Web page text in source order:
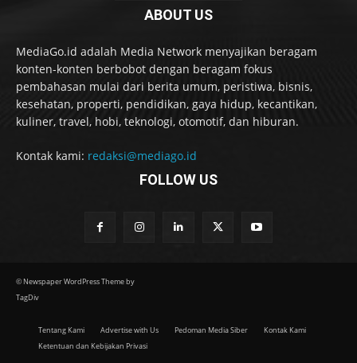
ABOUT US
MediaGo.id adalah Media Network menyajikan beragam
konten-konten berbobot dengan beragam fokus
pembahasan mulai dari berita umum, peristiwa, bisnis,
kesehatan, properti, pendidikan, gaya hidup, kecantikan,
kuliner, travel, hobi, teknologi, otomotif, dan hiburan.
Kontak kami: redaksi@mediago.id
FOLLOW US
© Newspaper WordPress Theme by
TagDiv
Tentang Kami Advertise with Us Pedoman Media Siber
Kontak Kami
Ketentuan dan Kebijakan Privasi